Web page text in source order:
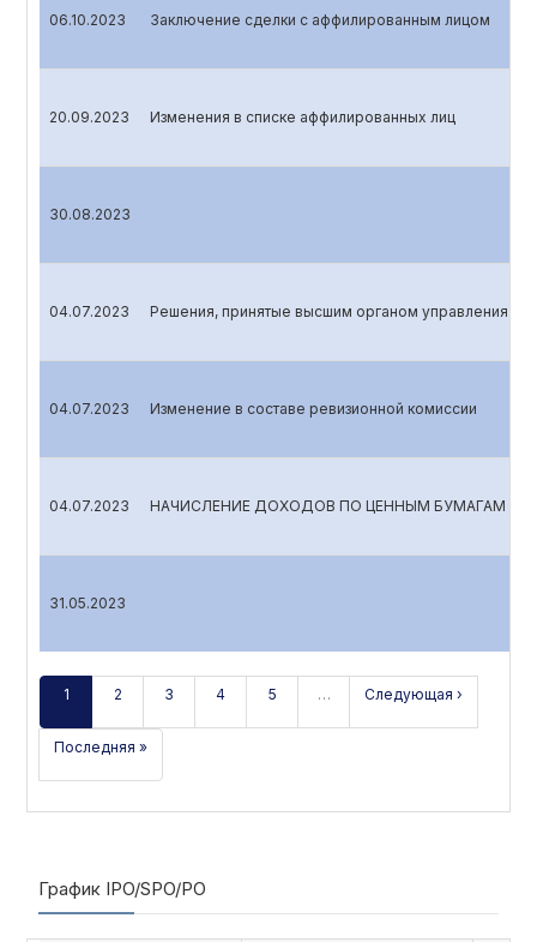
06.10.2023 Заключение сделки с аффилированным лицом
20.09.2023 Изменения в списке аффилированных лиц
30.08.2023
04.07.2023 Решения, принятые высшим органом управления
04.07.2023 Изменение в составе ревизионной комиссии
04.07.2023 НАЧИСЛЕНИЕ ДОХОДОВ ПО ЦЕННЫМ БУМАГАМ
31.05.2023
1 2 3 4 5 … Следующая ›
Последняя »
График IPO/SPO/PO